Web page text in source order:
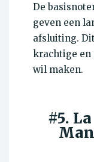
De
geven een
afsluiting.
krachtige en
wil maken.
#5.